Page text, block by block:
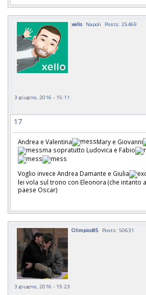
xello Napoli Posts: 25469
3 giugno, 2016 - 15:11
17
Andrea e Valentina
Mary e Giovanni
ma sopratutto Ludovica e Fabio
Voglio invece Andrea Damante e Giulia
lei vola sul trono con Eleonora (che intanto
paese Oscar)
Olimpico85 Posts: 50631
3 giugno, 2016 - 15:23